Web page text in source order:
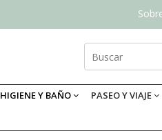
HIGIENE Y BAÑO PASEO Y VIAJE